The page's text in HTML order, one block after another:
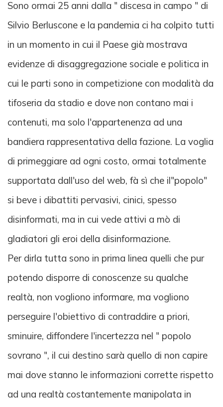
Sono ormai 25 anni dalla " discesa in campo " di
Silvio Berluscone e la pandemia ci ha colpito tutti
in un momento in cui il Paese già mostrava
evidenze di disaggregazione sociale e politica in
cui le parti sono in competizione con modalità da
tifoseria da stadio e dove non contano mai i
contenuti, ma solo l'appartenenza ad una
bandiera rappresentativa della fazione. La voglia
di primeggiare ad ogni costo, ormai totalmente
supportata dall'uso del web, fà sì che il"popolo"
si beve i dibattiti pervasivi, cinici, spesso
disinformati, ma in cui vede attivi a mò di
gladiatori gli eroi della disinformazione.
Per dirla tutta sono in prima linea quelli che pur
potendo disporre di conoscenze su qualche
realtà, non vogliono informare, ma vogliono
perseguire l'obiettivo di contraddire a priori,
sminuire, diffondere l'incertezza nel " popolo
sovrano ", il cui destino sarà quello di non capire
mai dove stanno le informazioni corrette rispetto
ad una realtà costantemente manipolata in